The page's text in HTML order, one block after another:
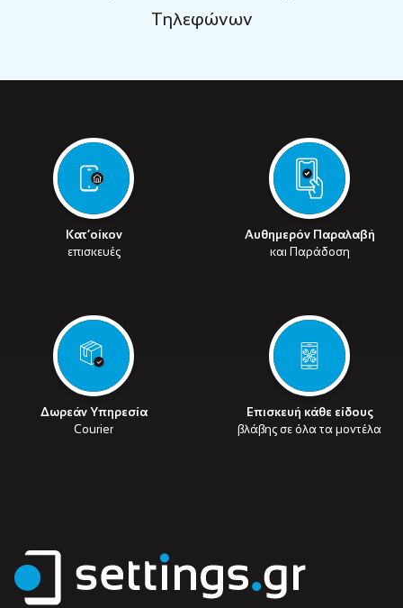
Τηλεφώνων
Κατ’οίκον
επισκευές
Αυθημερόν Παραλαβή
και Παράδοση
Δωρεάν Υπηρεσία
Courier
Επισκευή κάθε είδους
βλάβης σε όλα τα μοντέλα